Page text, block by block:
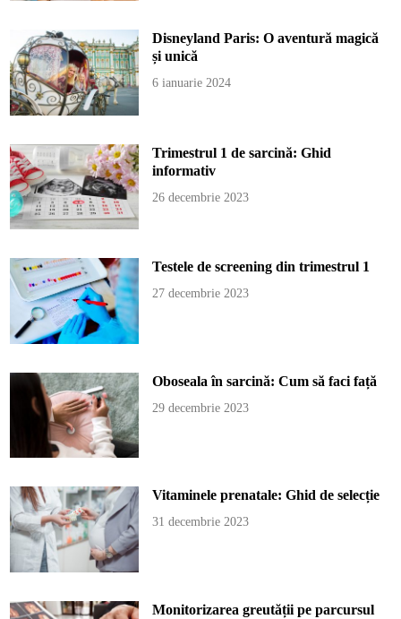
Disneyland Paris: O aventură magică
și unică
6 ianuarie 2024
Trimestrul 1 de sarcină: Ghid
informativ
26 decembrie 2023
Testele de screening din trimestrul 1
27 decembrie 2023
Oboseala în sarcină: Cum să faci față
29 decembrie 2023
Vitaminele prenatale: Ghid de selecție
31 decembrie 2023
Monitorizarea greutății pe parcursul